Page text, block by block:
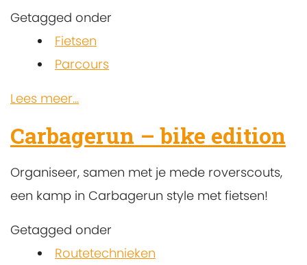
Getagged onder
Fietsen
Parcours
Lees meer...
Carbagerun – bike edition
Organiseer, samen met je mede roverscouts,
een kamp in Carbagerun style met fietsen!
Getagged onder
Routetechnieken